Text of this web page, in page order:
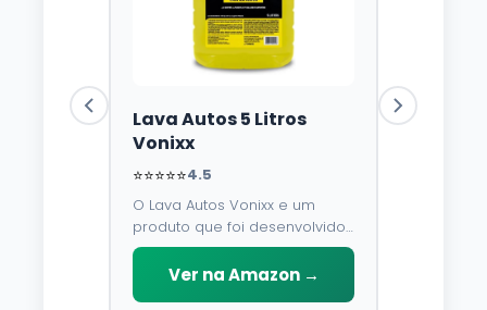
Lava Autos 5 Litros
Vonixx
⭐⭐⭐⭐⭐4.5
O Lava Autos Vonixx e um
produto que foi desenvolvido
para limpar, proteger e
conservar a lataria do veiculo.
Por possuir pH neutro, pode
Ver na Amazon →